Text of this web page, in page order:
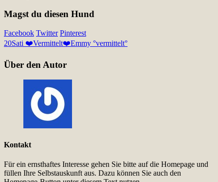
Magst du diesen Hund
Facebook Twitter Pinterest
20Sati ❤️Vermittelt❤️Emmy °vermittelt°
Über den Autor
Kontakt
Für ein ernsthaftes Interesse gehen Sie bitte auf die Homepage und
füllen Ihre Selbstauskunft aus. Dazu können Sie auch den